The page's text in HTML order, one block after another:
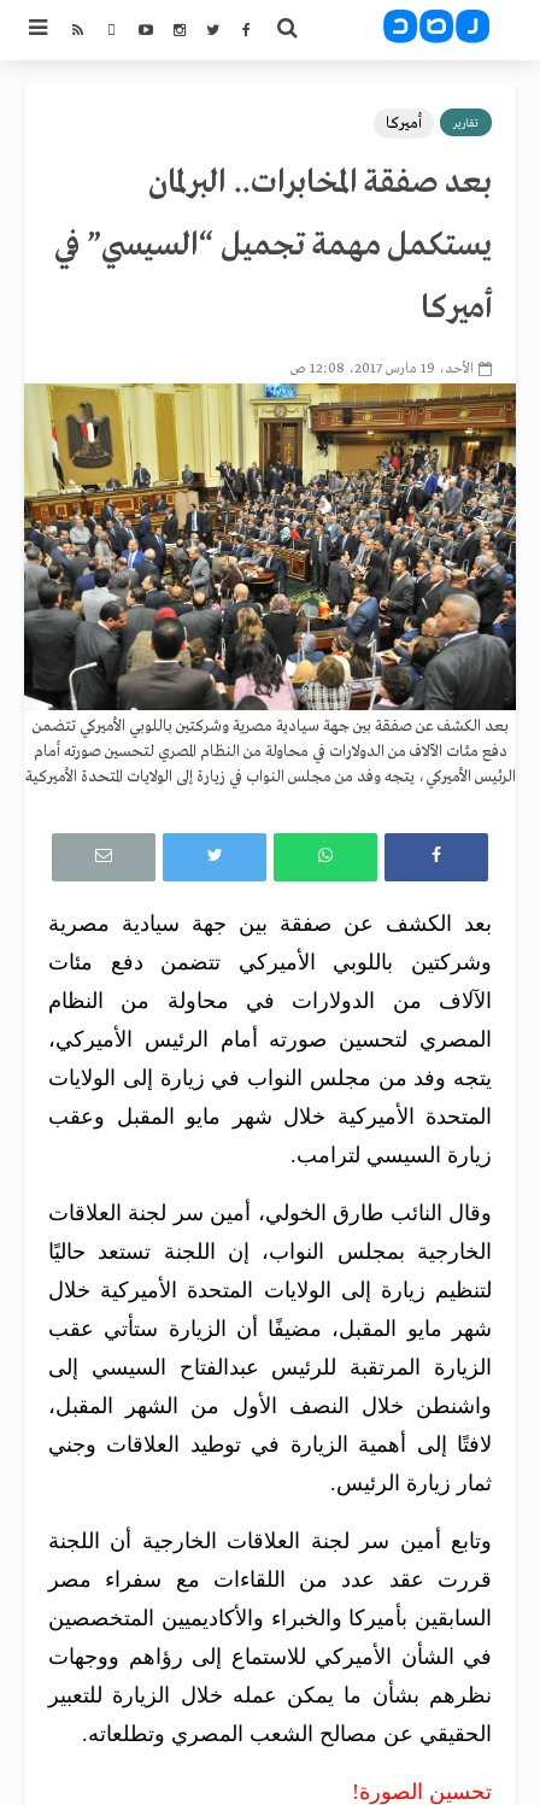
تقارير أميركا
بعد صفقة المخابرات.. البرلمان
يستكمل مهمة تجميل “السيسي” في
أميركا
الأحد، 19 مارس 2017، 12:08 ص
بعد الكشف عن صفقة بين جهة سيادية مصرية وشركتين باللوبي الأميركي تتضمن
دفع مئات الآلاف من الدولارات في محاولة من النظام المصري لتحسين صورته أمام
الرئيس الأميركي، يتجه وفد من مجلس النواب في زيارة إلى الولايات المتحدة الأميركية
بعد الكشف عن صفقة بين جهة سيادية مصرية
وشركتين باللوبي الأميركي تتضمن دفع مئات
الآلاف من الدولارات في محاولة من النظام
المصري لتحسين صورته أمام الرئيس الأميركي،
يتجه وفد من مجلس النواب في زيارة إلى الولايات
المتحدة الأميركية خلال شهر مايو المقبل وعقب
زيارة السيسي لترامب.
وقال النائب طارق الخولي، أمين سر لجنة العلاقات
الخارجية بمجلس النواب، إن اللجنة تستعد حاليًا
لتنظيم زيارة إلى الولايات المتحدة الأميركية خلال
شهر مايو المقبل، مضيفًا أن الزيارة ستأتي عقب
الزيارة المرتقبة للرئيس عبدالفتاح السيسي إلى
واشنطن خلال النصف الأول من الشهر المقبل،
لافتًا إلى أهمية الزيارة في توطيد العلاقات وجني
ثمار زيارة الرئيس.
وتابع أمين سر لجنة العلاقات الخارجية أن اللجنة
قررت عقد عدد من اللقاءات مع سفراء مصر
السابقين بأميركا والخبراء والأكاديميين المتخصصين
في الشأن الأميركي للاستماع إلى رؤاهم ووجهات
نظرهم بشأن ما يمكن عمله خلال الزيارة للتعبير
الحقيقي عن مصالح الشعب المصري وتطلعاته.
تحسين الصورة!